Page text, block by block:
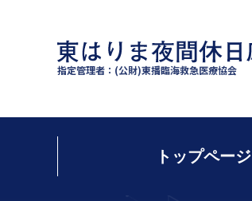
指定管理者：(公財)東播臨海救急医療協会
トップページ